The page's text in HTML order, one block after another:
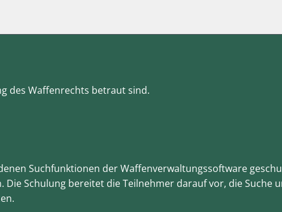
des Waffenrechts betraut sind.
Suchfunktionen der Waffenverwaltungssoftware
Schulung bereitet die Teilnehmer darauf vor, die